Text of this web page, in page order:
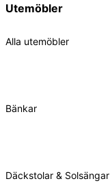
Utemöbler
Alla utemöbler
Bänkar
Däckstolar & Solsängar